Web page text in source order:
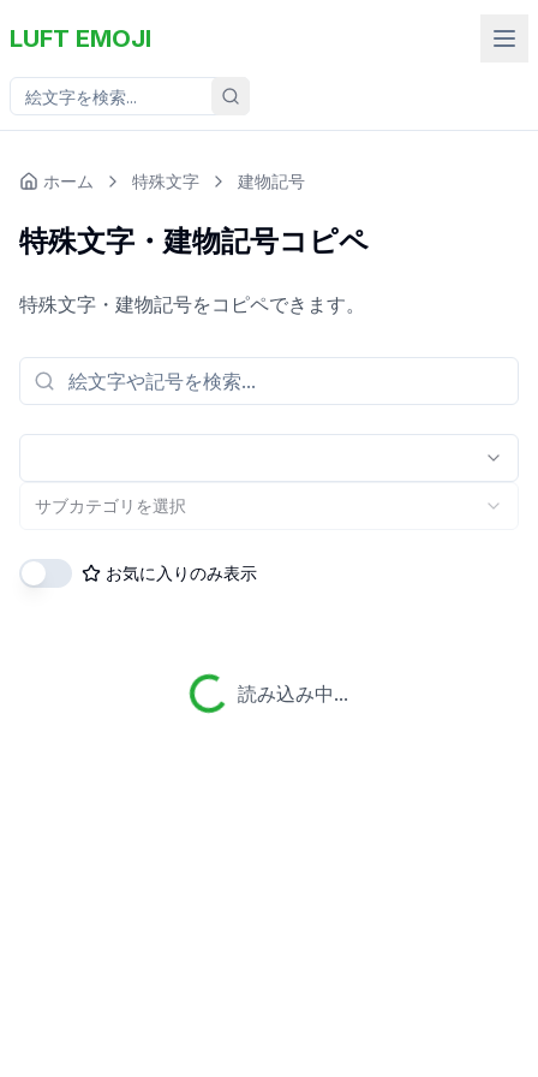
LUFT EMOJI
ホーム 特殊文字 建物記号
特殊文字・建物記号コピペ
特殊文字・建物記号をコピペできます。
サブカテゴリを選択
お気に入りのみ表示
読み込み中...